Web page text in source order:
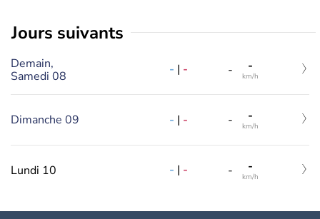
jours suivants
Demain,
Samedi 08
- | - - -
km/h
Dimanche 09 - | - - -
km/h
Lundi 10 - | - - -
km/h